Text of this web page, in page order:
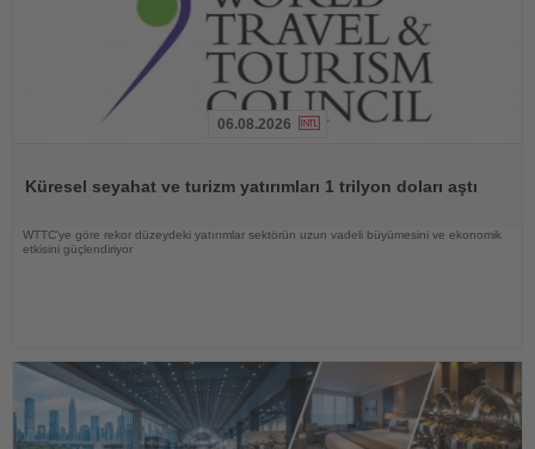
06.08.2026
Küresel seyahat ve turizm yatırımları 1 trilyon doları aştı
WTTC'ye göre rekor düzeydeki yatırımlar sektörün uzun vadeli büyümesini ve ekonomik
etkisini güçlendiriyor